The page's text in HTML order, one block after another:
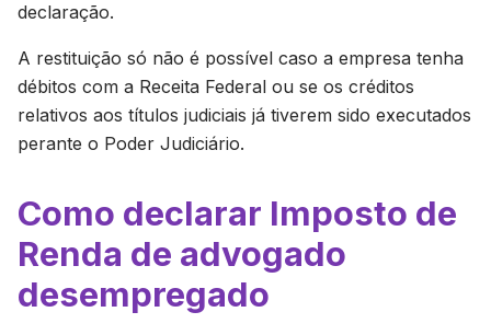
declaração.
A restituição só não é possível caso a empresa tenha
débitos com a Receita Federal ou se os créditos
relativos aos títulos judiciais já tiverem sido executados
perante o Poder Judiciário.
Como declarar Imposto de
Renda de advogado
desempregado